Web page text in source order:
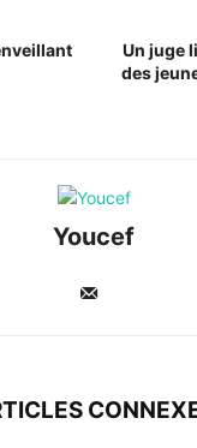
Un juge
des
Youcef